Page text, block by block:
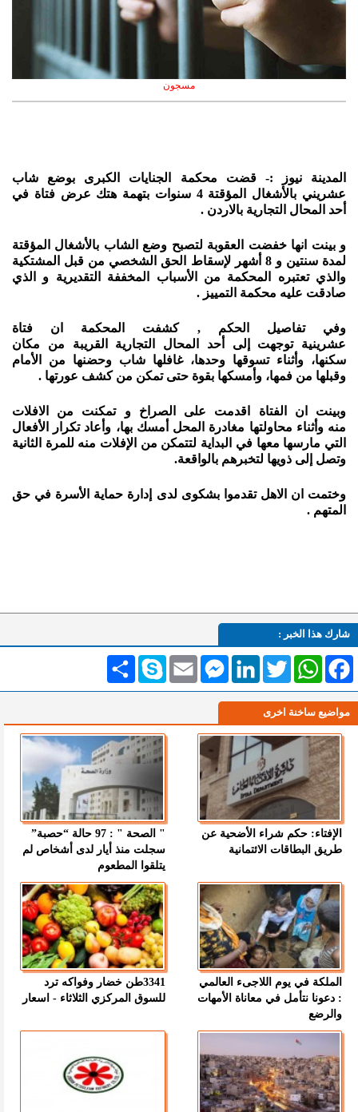
مسجون
المدينة نيوز :- قضت محكمة الجنايات الكبرى بوضع شاب
عشريني بالأشغال المؤقتة 4 سنوات بتهمة هتك عرض فتاة في
أحد المحال التجارية بالاردن .
و بينت انها خفضت العقوبة لتصبح وضع الشاب بالأشغال المؤقتة
لمدة سنتين و 8 أشهر لإسقاط الحق الشخصي من قبل المشتكية
والذي تعتبره المحكمة من الأسباب المخففة التقديرية و الذي
صادقت عليه محكمة التمييز .
وفي تفاصيل الحكم , كشفت المحكمة ان فتاة
عشرينية توجهت إلى أحد المحال التجارية القريبة من مكان
سكنها، وأثناء تسوقها وحدها، غافلها شاب وحضنها من الأمام
وقبلها من فمها، وأمسكها بقوة حتى تمكن من كشف عورتها .
وبينت ان الفتاة اقدمت على الصراخ و تمكنت من الافلات
منه وأثناء محاولتها مغادرة المحل أمسك بها، وأعاد تكرار الأفعال
التي مارسها معها في البداية لتتمكن من الإفلات منه للمرة الثانية
وتصل إلى ذويها لتخبرهم بالواقعة.
وختمت ان الاهل تقدموا بشكوى لدى إدارة حماية الأسرة في حق
المتهم .
شارك هذا الخبر :
انشر Skype Email
MessengerLinkedInTwitterWhatsAppFacebook
مواضيع ساخنة اخرى
الإفتاء: حكم شراء الأضحية عن
طريق البطاقات الائتمانية
" الصحة " : 97 حالة “حصبة”
سجلت منذ أيار لدى أشخاص لم
يتلقوا المطعوم
الملكة في يوم اللاجىء العالمي
: دعونا نتأمل في معاناة الأمهات
والرضع
3341طن خضار وفواكه ترد
للسوق المركزي الثلاثاء - اسعار